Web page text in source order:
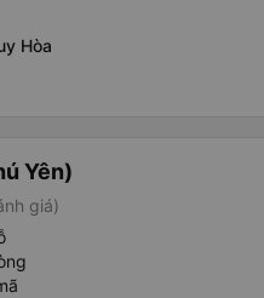
Hòa
Yên)
giá)